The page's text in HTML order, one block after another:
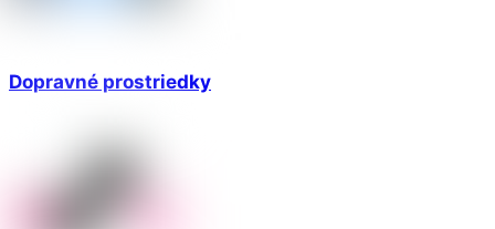
Dopravné prostriedky